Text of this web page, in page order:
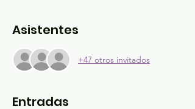
Asistentes
+47 otros invitados
Entradas